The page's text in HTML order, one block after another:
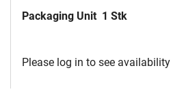
Packaging Unit 1 Stk
Please log in to see availability